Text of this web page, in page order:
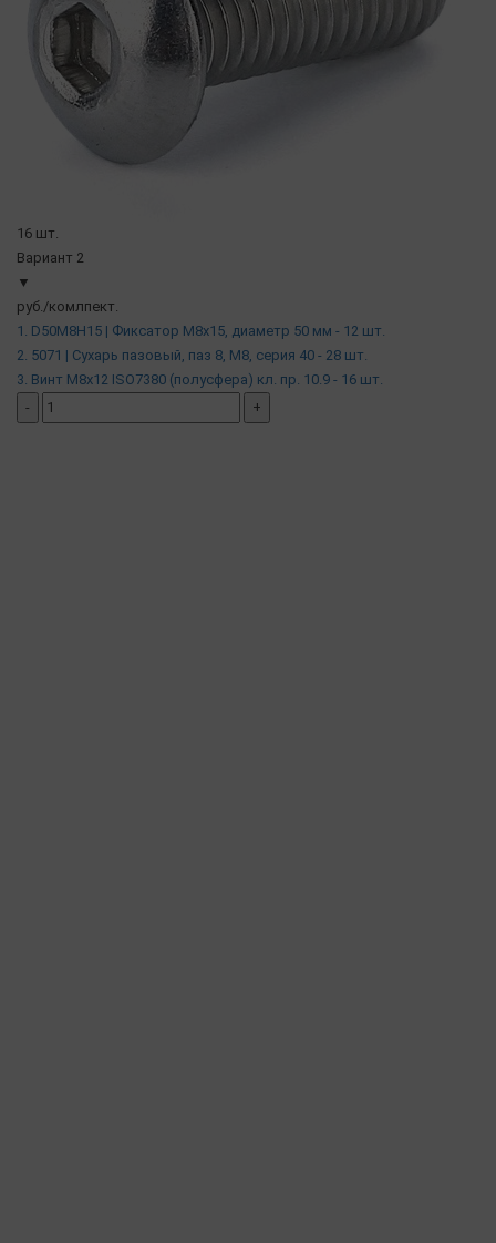
16 шт.
Вариант 2
▼
руб./комлпект.
1. D50M8H15 | Фиксатор М8х15, диаметр 50 мм - 12 шт.
2. 5071 | Сухарь пазовый, паз 8, М8, серия 40 - 28 шт.
3. Винт М8х12 ISO7380 (полусфера) кл. пр. 10.9 - 16 шт.
-
+